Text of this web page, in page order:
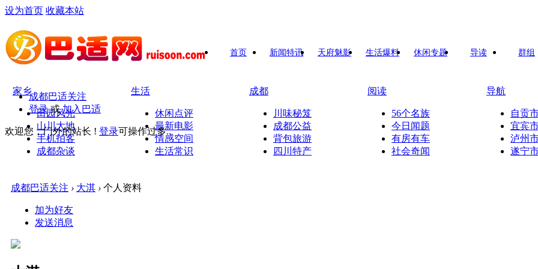
设为首页 收藏本站
成都巴适关注
登录 或 加入巴适
欢迎您，门外的站长 ! 登录可操作过多..
首页 新闻特讯 天府魅影 生活爆料 休闲专题 导读 群组
家乡
田园风光
山川大地
手机拍客
成都杂谈
生活
休闲点评
最新电影
情感空间
生活常识
成都
川味秘笈
成都公益
背包旅游
四川特产
阅读
56个名族
今日闻题
有房有车
社会奇闻
导航
自贡
宜宾
泸州
遂宁
成都巴适关注 › 大淇 › 个人资料
加为好友
发送消息